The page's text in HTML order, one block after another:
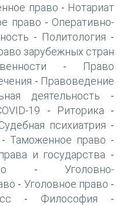
право - Нотариат
право - Оперативно-
- Политология -
зарубежных стран
-
Право
- Правоведение
деятельность -
19 - Риторика -
психиатрия -
- Таможенное право -
и государства -
-Уголовно-
- Уголовное право -
- Философия -